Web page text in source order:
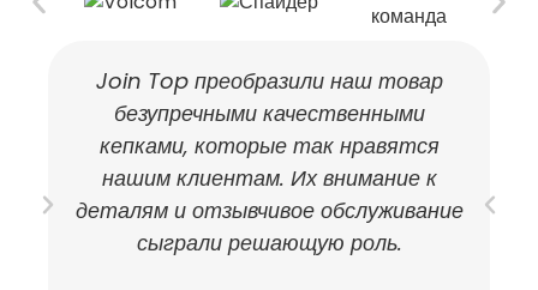
Join Top преобразили наш товар
безупречными качественными
кепками, которые так нравятся
нашим клиентам. Их внимание к
деталям и отзывчивое обслуживание
сыграли решающую роль.